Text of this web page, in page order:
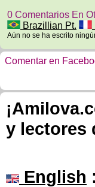
0 Comentarios En
Brazillian Pt.
Aún no se ha escrito
Comentar en
y lectores
English